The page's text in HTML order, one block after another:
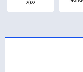
2022